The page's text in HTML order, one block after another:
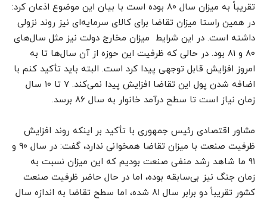
تقریباً به میزان سال ۸۰ بوده است با بیان این موضوع اذعان کرد:
در همین راستا میزان تقاضا برای کالای سرمایه‌ای نیز روند نزولی
داشته است. در این شرایط میزان مخارج دولت نیز مثل سال‌های
۸۰ و ۸۱ بود. در حالی که ظرفیت این حوزه از آن سال‌ها تا به
امروز افزایش قابل توجهی پیدا کرد است. البته باید تأکید کنم با
اضافه شدن پول این تقاضا افزایش پیدا نمی‌کند. ۷ تا ۱۰ سال
زمان نیاز است تا سطح درآمد خانوار به سال ۸۶ برسد.
مشاور اقتصادی رئیس جمهوری با تأکید بر اینکه روند افزایش
ظرفیت صنعت با میزان تقاضا همخوانی ندارد، گفت: در سال ۹۰ و
۹۱ ما شاهد رشد منفی صنعت بودیم که این میزان نسبت به
زمان جنگ نیز بی‌سابقه بوده، اما در حال حاضر ظرفیت صنعت
کشور تقریباً دو برابر سال ۸۱ شده، اما سطح تقاضا به اندازه سال